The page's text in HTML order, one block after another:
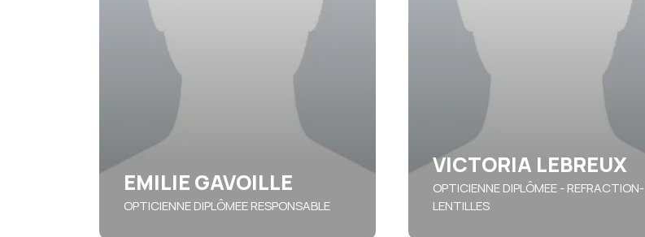
EMILIE GAVOILLE
OPTICIENNE DIPLÔMEE RESPONSABLE
VICTORIA LEBREUX
OPTICIENNE DIPLÔMEE - REFRACTION-
LENTILLES